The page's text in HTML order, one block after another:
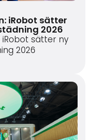
iRobot sätter
2026
sätter ny
2026